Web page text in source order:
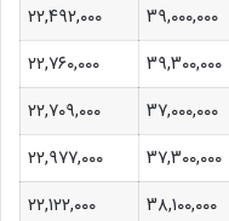
۳۹,۰۰۰,۰۰۰
۲۲,۴۹۲,۰۰۰
۳۹,۳۰۰,۰۰۰
۲۲,۷۶۰,۰۰۰
۳۷,۰۰۰,۰۰۰
۲۲,۷۰۹,۰۰۰
۳۷,۳۰۰,۰۰۰
۲۲,۹۷۷,۰۰۰
۳۸,۱۰۰,۰۰۰
۲۲,۱۲۲,۰۰۰